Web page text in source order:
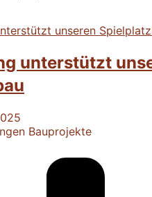
unterstützt
Bauprojekte